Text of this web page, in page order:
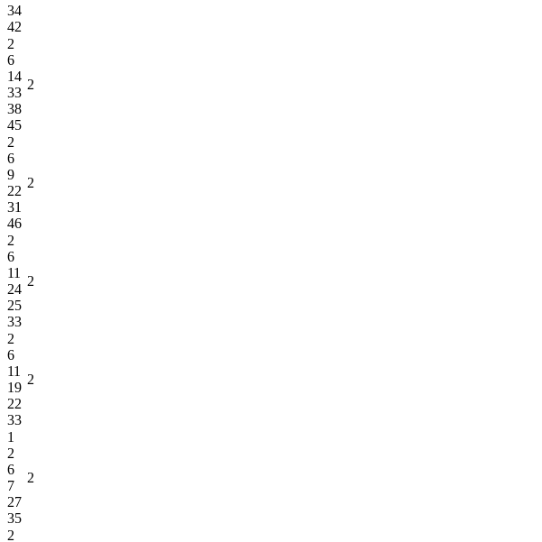
34
42
2
6
14
33
38
45
2
2
6
9
22
31
46
2
2
6
11
24
25
33
2
2
6
11
19
22
33
2
1
2
6
7
27
35
2
2